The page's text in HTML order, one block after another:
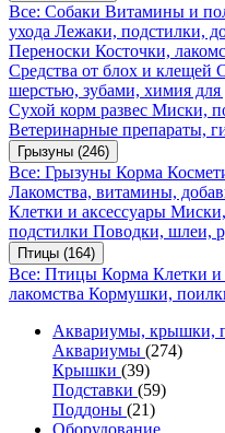
Все: Собаки Витамины и
ухода Лежаки, подстилки,
Переноски Косточки,
Средства от блох и клещей
шерстью, зубами, химия для
Сухой корм развес Миски,
Ветеринарные препараты,
Грызуны (246)
Все: Грызуны Корма
Лакомства, витамины,
Клетки и аксессуары
подстилки Поводки, шлеи,
Птицы (164)
Все: Птицы Корма Клетки и
лакомства Кормушки,
Аквариумы, крышки,
Аквариумы (274)
Крышки (39)
Подставки (59)
Поддоны (21)
Оборудование